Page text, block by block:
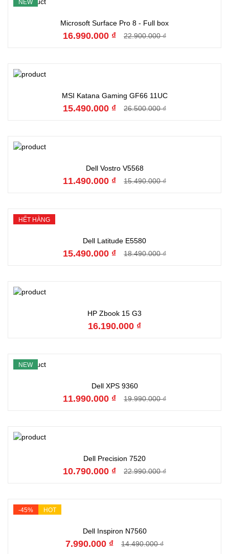
Đặt hàng
NEW
Microsoft Surface Pro 8 - Full box
16.990.000 ₫ 22.900.000 ₫
Đặt hàng
MSI Katana Gaming GF66 11UC
15.490.000 ₫ 26.500.000 ₫
Đặt hàng
Dell Vostro V5568
11.490.000 ₫ 15.490.000 ₫
Hết hàng
HẾT HÀNG
Dell Latitude E5580
15.490.000 ₫ 18.490.000 ₫
Đặt hàng
HP Zbook 15 G3
16.190.000 ₫
Đặt hàng
NEW
Dell XPS 9360
11.990.000 ₫ 19.990.000 ₫
Đặt hàng
Dell Precision 7520
10.790.000 ₫ 22.990.000 ₫
Đặt hàng
-45% HOT
Dell Inspiron N7560
7.990.000 ₫ 14.490.000 ₫